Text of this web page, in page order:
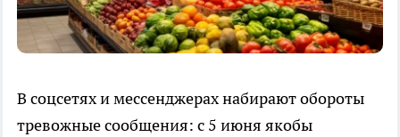
В соцсетях и мессенджерах набирают обороты
тревожные сообщения: с 5 июня якобы